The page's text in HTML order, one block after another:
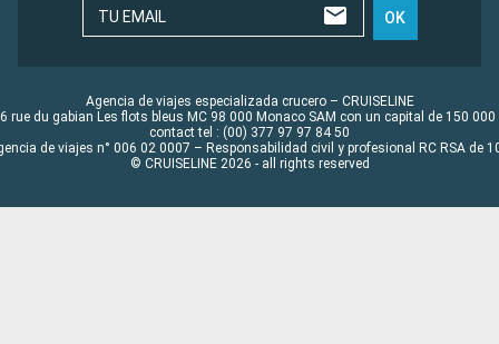
TU EMAIL OK
Agencia de viajes especializada crucero – CRUISELINE
rue du gabian Les flots bleus MC 98 000 Monaco SAM con un capital de 150 000
contact tel : (00) 377 97 97 84 50
de viajes n° 006 02 0007 – Responsabilidad civil y profesional RC RSA de
© CRUISELINE 2026 - all rights reserved